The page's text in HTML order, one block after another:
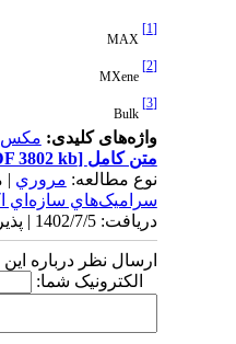
MAX
MXene
Bulk
واژه‌های کلیدی:مکس،
متن کامل[PDF 3802 kb]
نوع مطالعه:مروري|
سراميک‌هاي سازه‌اي
دریافت: 1402/7/5 | پذیرش: 1402/9/29
ارسال نظر درباره این
الکترونیک شما: